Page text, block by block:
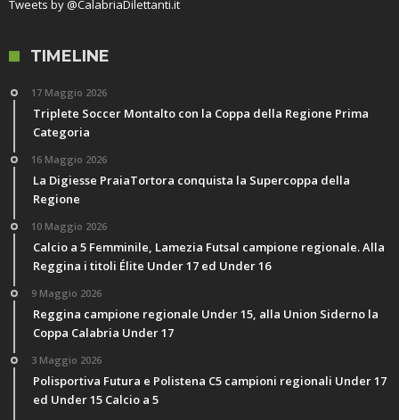
Tweets by @CalabriaDilettanti.it
TIMELINE
17 Maggio 2026
Triplete Soccer Montalto con la Coppa della Regione Prima
Categoria
16 Maggio 2026
La Digiesse PraiaTortora conquista la Supercoppa della
Regione
10 Maggio 2026
Calcio a 5 Femminile, Lamezia Futsal campione regionale. Alla
Reggina i titoli Élite Under 17 ed Under 16
9 Maggio 2026
Reggina campione regionale Under 15, alla Union Siderno la
Coppa Calabria Under 17
3 Maggio 2026
Polisportiva Futura e Polistena C5 campioni regionali Under 17
ed Under 15 Calcio a 5